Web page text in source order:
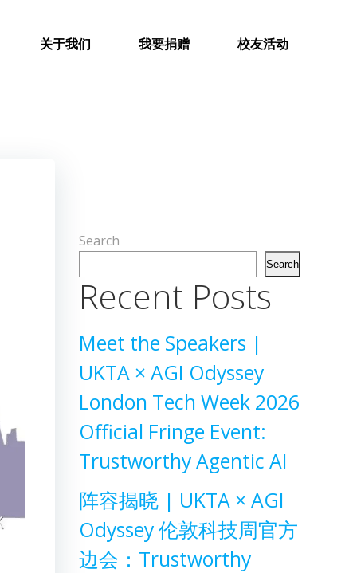
关于我们 我要捐赠 校友活动
Search
Search
Recent Posts
Meet the Speakers |
UKTA × AGI Odyssey
London Tech Week 2026
Official Fringe Event:
Trustworthy Agentic AI
阵容揭晓 | UKTA × AGI
Odyssey 伦敦科技周官方
边会：Trustworthy